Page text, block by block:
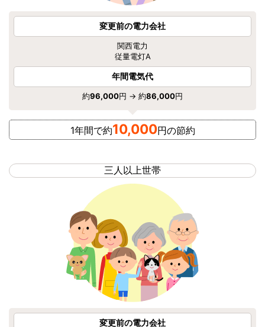
変更前の電力会社
関西電力
従量電灯A
年間電気代
約96,000円 → 約86,000円
1年間で約10,000円の節約
三人以上世帯
変更前の電力会社